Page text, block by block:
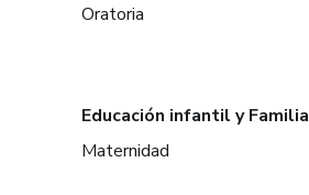
Oratoria
Educación infantil y Familia
Maternidad